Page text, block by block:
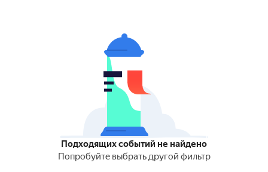
Подходящих событий не найдено
Попробуйте выбрать другой фильтр